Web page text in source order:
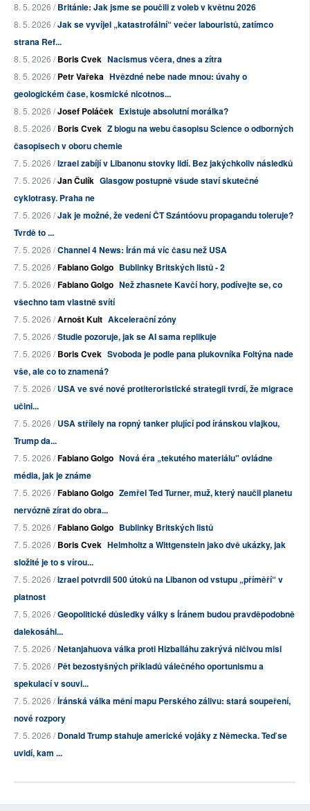
8. 5. 2026 /Británie: Jak jsme se poučili z voleb v květnu 2026
8. 5. 2026 /Jak se vyvíjel „katastrofální“ večer labouristů, zatímco
strana Ref...
8. 5. 2026 /Boris Cvek Nacismus včera, dnes a zítra
8. 5. 2026 /Petr Vařeka Hvězdné nebe nade mnou: úvahy o
geologickém čase, kosmické nicotnos...
8. 5. 2026 /Josef Poláček Existuje absolutní morálka?
8. 5. 2026 /Boris Cvek Z blogu na webu časopisu Science o odborných
časopisech v oboru chemie
7. 5. 2026 /Izrael zabíjí v Libanonu stovky lidí. Bez jakýchkoliv následků
7. 5. 2026 /Jan Čulík Glasgow postupně všude staví skutečné
cyklotrasy. Praha ne
7. 5. 2026 /Jak je možné, že vedení ČT Szántóovu propagandu toleruje?
Tvrdě to ...
7. 5. 2026 /Channel 4 News: Írán má víc času než USA
7. 5. 2026 /Fabiano Golgo Bublinky Britských listů - 2
7. 5. 2026 /Fabiano Golgo Než zhasnete Kavčí hory, podívejte se, co
všechno tam vlastně svítí
7. 5. 2026 /Arnošt Kult Akcelerační zóny
7. 5. 2026 /Studie pozoruje, jak se AI sama replikuje
7. 5. 2026 /Boris Cvek Svoboda je podle pana plukovníka Foltýna nade
vše, ale co to znamená?
7. 5. 2026 /USA ve své nové protiteroristické strategii tvrdí, že migrace
učini...
7. 5. 2026 /USA střílely na ropný tanker plující pod íránskou vlajkou,
Trump da...
7. 5. 2026 /Fabiano Golgo Nová éra „tekutého materiálu" ovládne
média, jak je známe
7. 5. 2026 /Fabiano Golgo Zemřel Ted Turner, muž, který naučil planetu
nervózně zírat do obra...
7. 5. 2026 /Fabiano Golgo Bublinky Britských listů
7. 5. 2026 /Boris Cvek Helmholtz a Wittgenstein jako dvě ukázky, jak
složité je to s vírou...
7. 5. 2026 /Izrael potvrdil 500 útoků na Libanon od vstupu „příměří“ v
platnost
7. 5. 2026 /Geopolitické důsledky války s Íránem budou pravděpodobně
dalekosáhl...
7. 5. 2026 /Netanjahuova válka proti Hizballáhu zakrývá ničivou misi
7. 5. 2026 /Pět bezostyšných příkladů válečného oportunismu a
spekulací v souvi...
7. 5. 2026 /Íránská válka mění mapu Perského zálivu: stará soupeření,
nové rozpory
7. 5. 2026 /Donald Trump stahuje americké vojáky z Německa. Teď se
uvidí, kam ...